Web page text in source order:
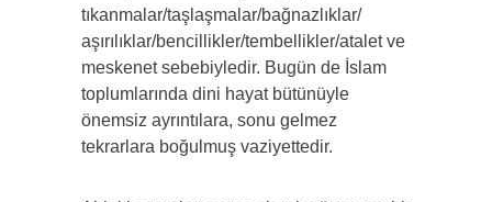
tıkanmalar/taşlaşmalar/bağnazlıklar/
aşırılıklar/bencillikler/tembellikler/atalet ve
meskenet sebe­biyledir. Bugün de İslam
toplumlarında dini hayat bütünüyle
önemsiz ayrıntılara, sonu gelmez
tekrarlara boğulmuş vaziyettedir.